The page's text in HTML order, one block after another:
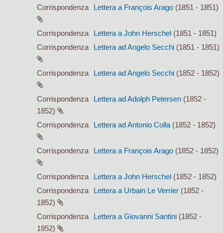
Corrispondenza
Lettera a François Arago (1851 - 1851)
Corrispondenza Lettera a John Herschel (1851 - 1851)
Corrispondenza
Lettera ad Angelo Secchi (1851 - 1851)
Corrispondenza Lettera ad Angelo Secchi (1852 - 1852)
Corrispondenza Lettera ad Adolph Petersen (1852 -
1852)
Corrispondenza
Lettera ad Antonio Colla (1852 - 1852)
Corrispondenza Lettera a François Arago (1852 - 1852)
Corrispondenza Lettera a John Herschel (1852 - 1852)
Corrispondenza
Lettera a Urbain Le Verrier (1852 -
1852)
Corrispondenza
Lettera a Giovanni Santini (1852 -
1852)